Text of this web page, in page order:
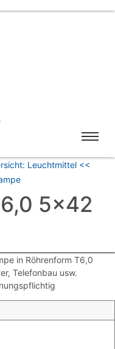
Leuchtmittel <<
5×42
in Röhrenform T6,0
Telefonbau usw.